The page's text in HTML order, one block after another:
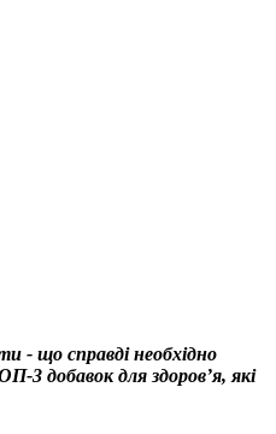
- що справді необхідно
3 добавок для здоров’я, які